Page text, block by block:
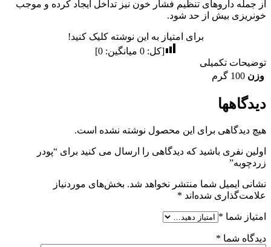
از جمله داروهای تنظیم فشار خون نیز تداخل ایجاد کرده و موجب
خونریزی بیش از حد شود.
برای امتیاز به این نوشته کلیک کنید!
[کل:0 میانگین:0
]
توضیحات تکمیلی
وزن 100 گرم
دیدگاهها
هیچ دیدگاهی برای این محصول نوشته نشده است.
اولین نفری باشید که دیدگاهی را ارسال می کنید برای “پودر
زردچوبه”
نشانی ایمیل شما منتشر نخواهد شد. بخش‌های موردنیاز
علامت‌گذاری شده‌اند *
امتیاز شما *
دیدگاه شما *